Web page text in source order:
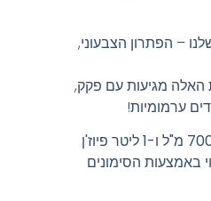
– הפתרון הצבעוני,
האלה מגיעות עם פקק,
ערמומיות!
350 מ"ל, 475 מ"ל, 700 מ"ל ו-1 ליטר פיוז'ן
באמצעות הסימונים